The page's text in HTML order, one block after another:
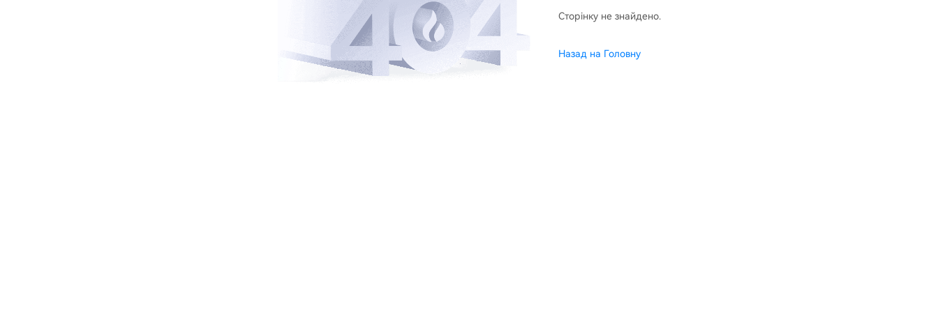
Сторінку не знайдено.
Назад на Головну